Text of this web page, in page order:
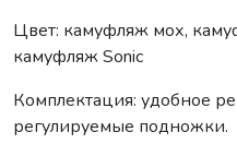
Цвет: камуфляж мох,
камуфляж Sonic
Комплектация: удобное
регулируемые подножки.